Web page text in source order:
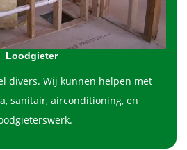
Loodgieter
divers. Wij kunnen helpen met
sanitair, airconditioning, en